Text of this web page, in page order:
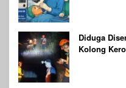
Diduga
Kolong